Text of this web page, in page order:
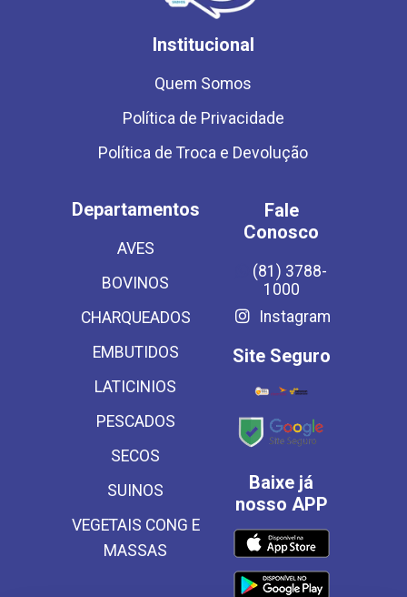
Institucional
Quem Somos
Política de Privacidade
Política de Troca e Devolução
Departamentos
AVES
BOVINOS
CHARQUEADOS
EMBUTIDOS
LATICINIOS
PESCADOS
SECOS
SUINOS
VEGETAIS CONG E
MASSAS
Fale
Conosco
(81) 3788-
1000
Instagram
Site Seguro
Baixe já
nosso APP